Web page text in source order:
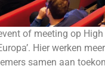
of meeting op
Hier werken
samen aan